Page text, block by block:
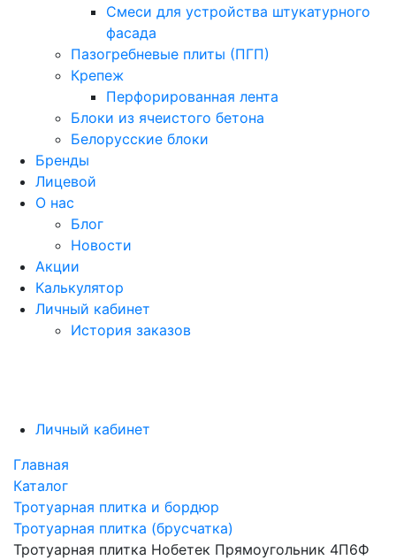
Смеси для устройства штукатурного
фасада
Пазогребневые плиты (ПГП)
Крепеж
Перфорированная лента
Блоки из ячеистого бетона
Белорусские блоки
Бренды
Лицевой
О нас
Блог
Новости
Акции
Калькулятор
Личный кабинет
История заказов
Личный кабинет
Главная
Каталог
Тротуарная плитка и бордюр
Тротуарная плитка (брусчатка)
Тротуарная плитка Нобетек Прямоугольник 4П6Ф